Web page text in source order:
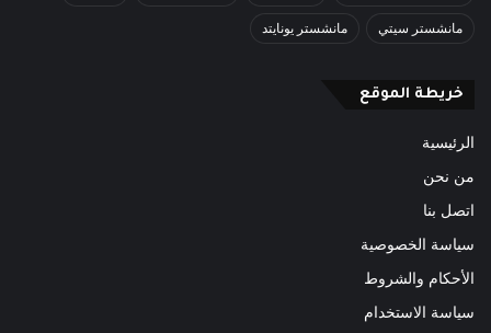
مانشستر سيتي مانشستر يونايتد
خريطة الموقع
الرئيسية
من نحن
اتصل بنا
سياسة الخصوصية
الأحكام والشروط
سياسة الاستخدام